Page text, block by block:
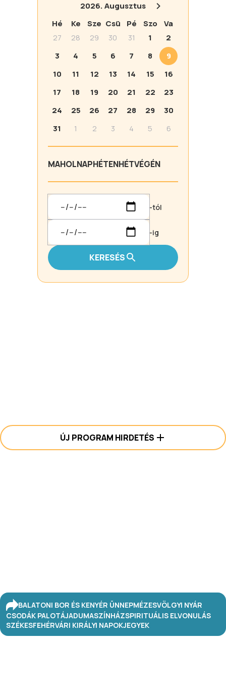
2026.Augusztus
Hé
Ke Sze Csü Pé Szo
Va
27
28 29 30 31 1
2
3
4 5 6 7 8
9
10
11 12 13 14 15
16
17
18 19 20 21 22
23
24
25 26 27 28 29
30
31
1 2 3 4 5 6
MAHOLNAPHÉTENHÉTVÉGÉN
-tól
-ig
KERESÉS
ÚJ PROGRAM HIRDETÉS
BALATONI BOR ÉS KENYÉR ÜNNEPMÉZESVÖLGYI NYÁR
CSODÁK PALOTÁJADUMASZÍNHÁZSPIRITUÁLIS ELVONULÁS
SZÉKESFEHÉRVÁRI KIRÁLYI NAPOKJEGYEK